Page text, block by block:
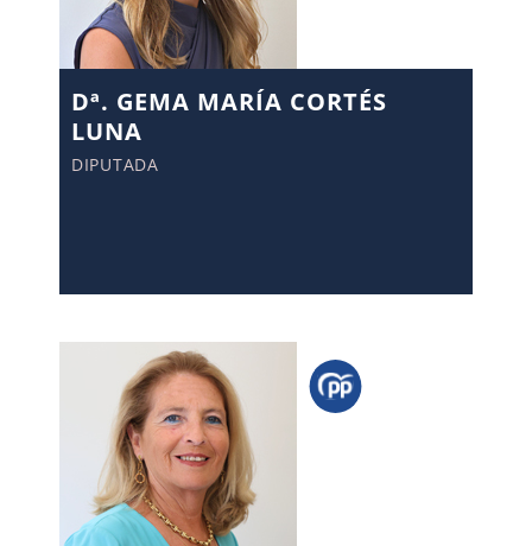
Dª. GEMA MARÍA CORTÉS
LUNA
DIPUTADA